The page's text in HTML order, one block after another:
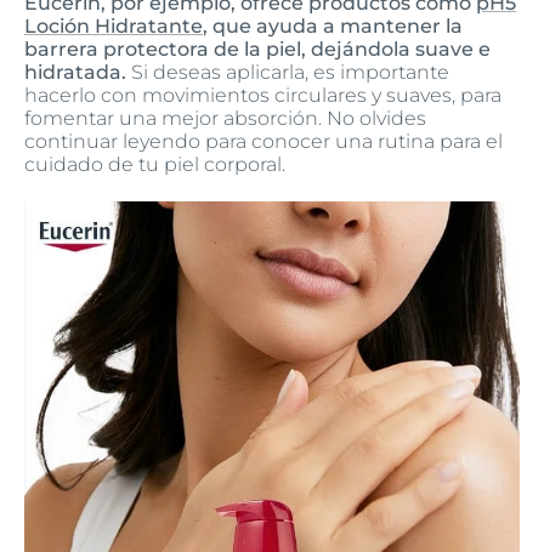
Loción Hidratante, que ayuda a mantener la
barrera protectora de la piel, dejándola suave e
hidratada. Si deseas aplicarla, es importante
hacerlo con movimientos circulares y suaves, para
fomentar una mejor absorción. No olvides
continuar leyendo para conocer una rutina para el
cuidado de tu piel corporal.